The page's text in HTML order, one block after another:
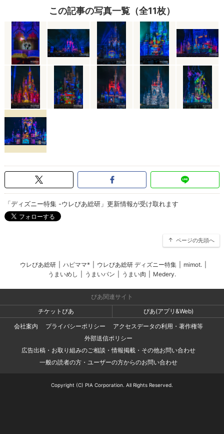
この記事の写真一覧（全11枚）
「ディズニー特集 -ウレぴあ総研」更新情報が受け取れます
ページの先頭へ
ウレぴあ総研 ハピママ* ウレぴあ総研 ディズニー特集 mimot.
うまいめし
うまいパン うまい肉 Medery.
ぴあ関連サイト
チケットぴあ
ぴあ(アプリ&Web)
会社案内
プライバシーポリシー
アクセスデータの利用・著作権等
外部送信ポリシー
広告出稿・お取り組みのご相談・情報掲載・その他お問い合わせ
一般の読者の方・ユーザーの方からのお問い合わせ
Copyright (C) PIA Corporation. All Rights Reserved.